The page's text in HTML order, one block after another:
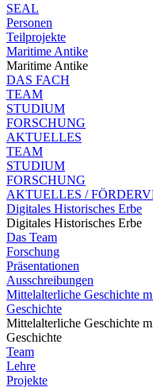
SEAL
Personen
Teilprojekte
Maritime Antike
Maritime Antike
DAS FACH
TEAM
STUDIUM
FORSCHUNG
AKTUELLES
TEAM
STUDIUM
FORSCHUNG
AKTUELLES /
Digitales Historisches Erbe
Digitales Historisches Erbe
Das Team
Forschung
Präsentationen
Ausschreibungen
Mittelalterliche Geschichte
Geschichte
Mittelalterliche Geschichte
Geschichte
Team
Lehre
Projekte